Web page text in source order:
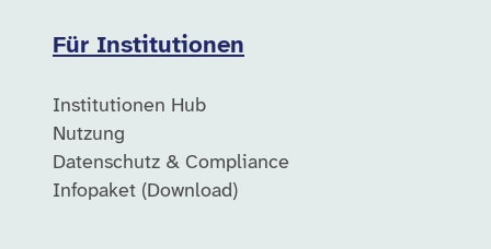
Für Institutionen
Institutionen Hub
Nutzung
Datenschutz & Compliance
Infopaket (Download)